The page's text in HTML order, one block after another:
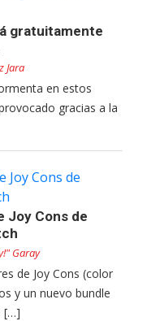
gratuitamente
Jara
en estos
gracias a la
Joy Cons de
Garay
de Joy Cons (color
y un nuevo bundle
[…]